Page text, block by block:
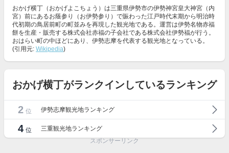
おかげ横丁（おかげよこちょう）は三重県伊勢市の伊勢神宮皇大神宮（内
宮）前にあるお蔭参り（お伊勢参り）で賑わった江戸時代末期から明治時
代初期の鳥居前町の町並みを再現した観光地である。運営は伊勢名物赤福
餅を生産・販売する株式会社赤福の子会社である株式会社伊勢福が行う。
おはらい町の中ほどにあり、伊勢志摩を代表する観光地となっている。
(引用元: Wikipedia)
おかげ横丁がランクインしているランキング
2 位 伊勢志摩観光地ランキング
4 位
三重観光地ランキング
スポンサーリンク